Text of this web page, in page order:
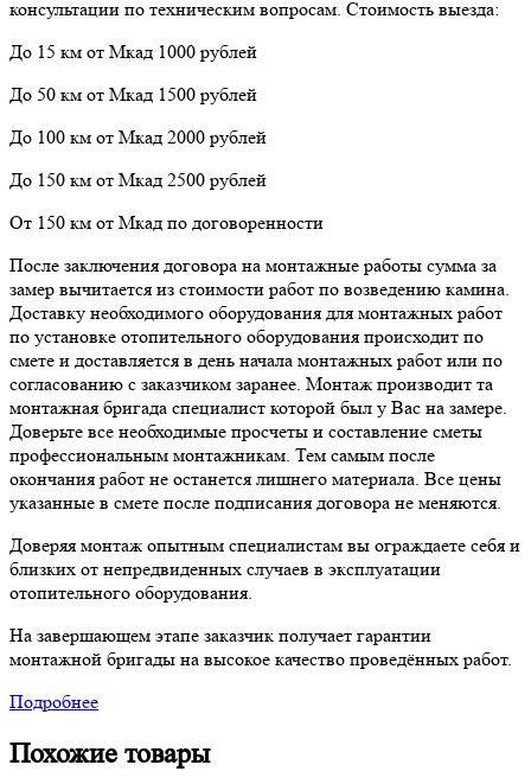
консультации по техническим вопросам. Стоимость выезда:
До 15 км от Мкад 1000 рублей
До 50 км от Мкад 1500 рублей
До 100 км от Мкад 2000 рублей
До 150 км от Мкад 2500 рублей
От 150 км от Мкад по договоренности
После заключения договора на монтажные работы сумма за
замер вычитается из стоимости работ по возведению камина.
Доставку необходимого оборудования для монтажных работ
по установке отопительного оборудования происходит по
смете и доставляется в день начала монтажных работ или по
согласованию с заказчиком заранее. Монтаж производит та
монтажная бригада специалист которой был у Вас на замере.
Доверьте все необходимые просчеты и составление сметы
профессиональным монтажникам. Тем самым после
окончания работ не останется лишнего материала. Все цены
указанные в смете после подписания договора не меняются.
Доверяя монтаж опытным специалистам вы ограждаете себя и
близких от непредвиденных случаев в эксплуатации
отопительного оборудования.
На завершающем этапе заказчик получает гарантии
монтажной бригады на высокое качество проведённых работ.
Подробнее
Похожие товары